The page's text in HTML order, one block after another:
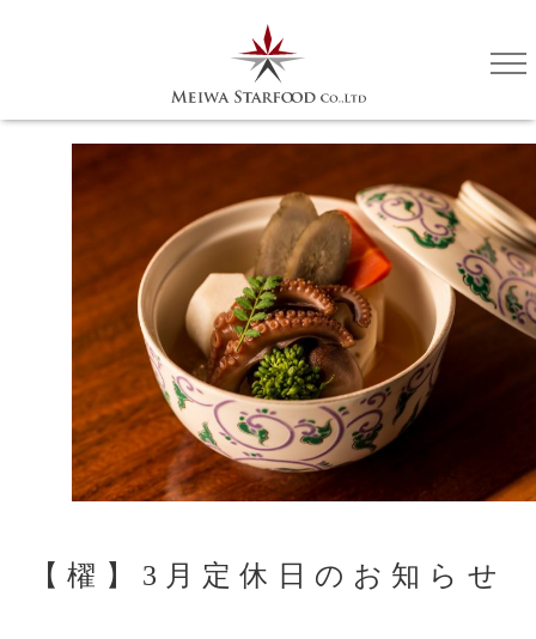
【櫂】3月定休日のお知らせ